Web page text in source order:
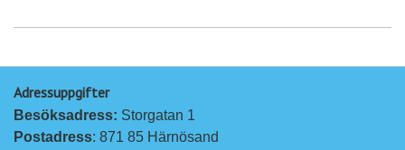
Adressuppgifter
Besöksadress: Storgatan 1
Postadress: 871 85 Härnösand